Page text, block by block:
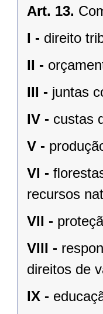
Art. 13.
I - direito
II -
III - juntas
IV - custas
V -
VI -
recursos
VII -
VIII -
direitos de
IX -